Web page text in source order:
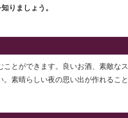
りましょう。
とができます。良いお酒、素敵なス
素晴らしい夜の思い出が作れること